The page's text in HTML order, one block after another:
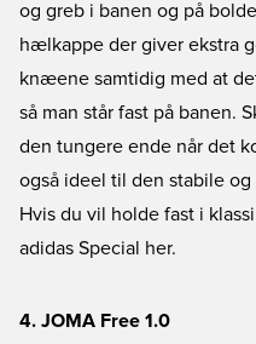
og greb i banen og på
hælkappe der giver ekstra
knæene samtidig med at
så man står fast på banen.
den tungere ende når det
også ideel til den stabile
Hvis du vil holde fast i
adidas Special her.
4. JOMA Free 1.0